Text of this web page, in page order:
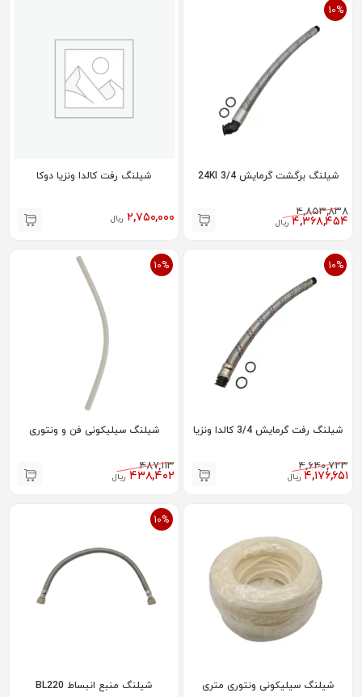
10%
شیلنگ برگشت گرمایش 3/4 24KI
۴,۸۵۳,۸۳۸
۴,۳۶۸,۴۵۴ ریال
شیلنگ رفت کالدا ونزیا دوکا
۲,۷۵۰,۰۰۰ ریال
10%
شیلنگ رفت گرمایش 3/4 کالدا ونزیا
۴,۶۴۰,۷۲۳
۴,۱۷۶,۶۵۱ ریال
10%
شیلنگ سیلیکونی فن و ونتوری
۴۸۷,۱۱۳
۴۳۸,۴۰۲ ریال
شیلنگ سیلیکونی ونتوری متری
10%
شیلنگ منبع انبساط BL220